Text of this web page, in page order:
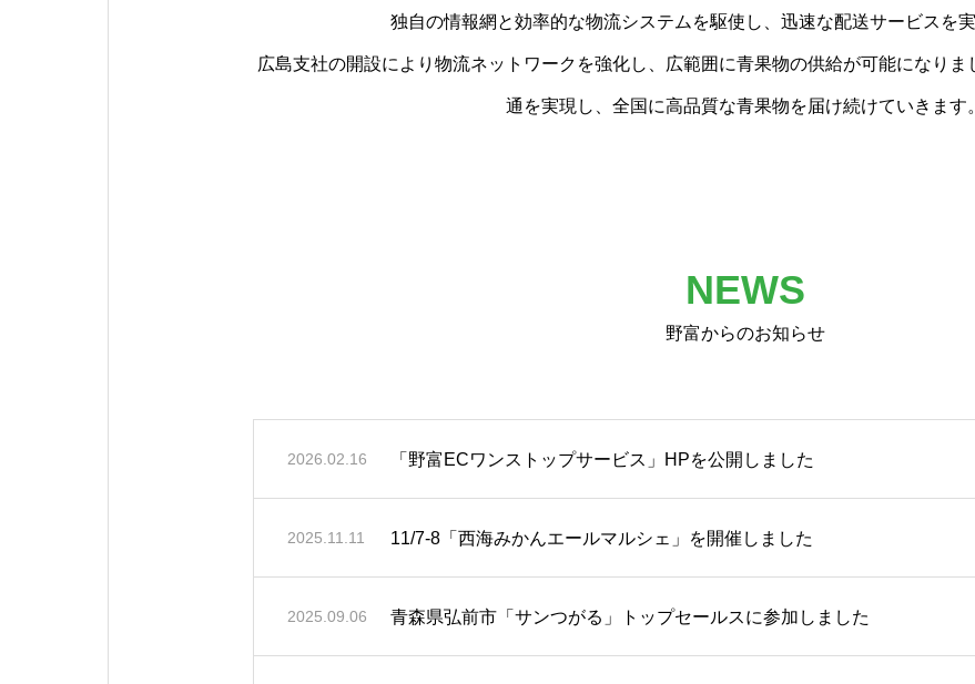
独自の情報網と効率的な物流システムを駆使し、迅速な配送サービスを実
広島支社の開設により物流ネットワークを強化し、広範囲に青果物の供給が可能になり
通を実現し、全国に高品質な青果物を届け続けていきます。
NEWS
野富からのお知らせ
2026.02.16 「野富ECワンストップサービス」HPを公開しました
2025.11.11 11/7-8「西海みかんエールマルシェ」を開催しました
2025.09.06 青森県弘前市「サンつがる」トップセールスに参加しました